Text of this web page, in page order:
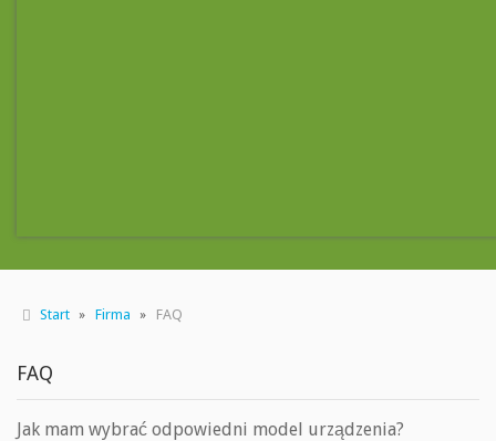
Start Firma FAQ
FAQ
Jak mam wybrać odpowiedni model urządzenia?